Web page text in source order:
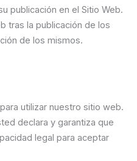
publicación en el Sitio Web.
tras la publicación de los
de los mismos.
utilizar nuestro sitio web.
declara y garantiza que
legal para aceptar